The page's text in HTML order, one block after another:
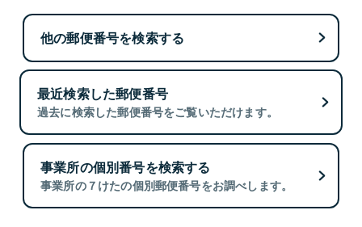
他の郵便番号を検索する
最近検索した郵便番号
過去に検索した郵便番号をご覧いただけます。
事業所の個別番号を検索する
事業所の７けたの個別郵便番号をお調べします。